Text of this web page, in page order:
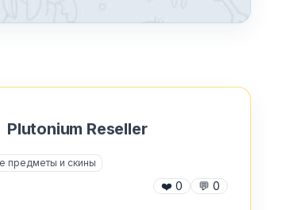
Plutonium Reseller
предметы и скины
❤️ 0 💬 0